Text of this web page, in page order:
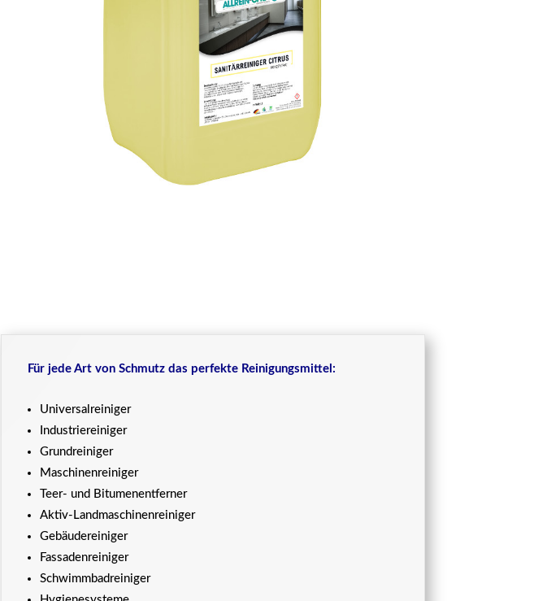
Für jede Art von Schmutz das perfekte Reinigungsmittel:
Universalreiniger
Industriereiniger
Grundreiniger
Maschinenreiniger
Teer- und Bitumenentferner
Aktiv-Landmaschinenreiniger
Gebäudereiniger
Fassadenreiniger
Schwimmbadreiniger